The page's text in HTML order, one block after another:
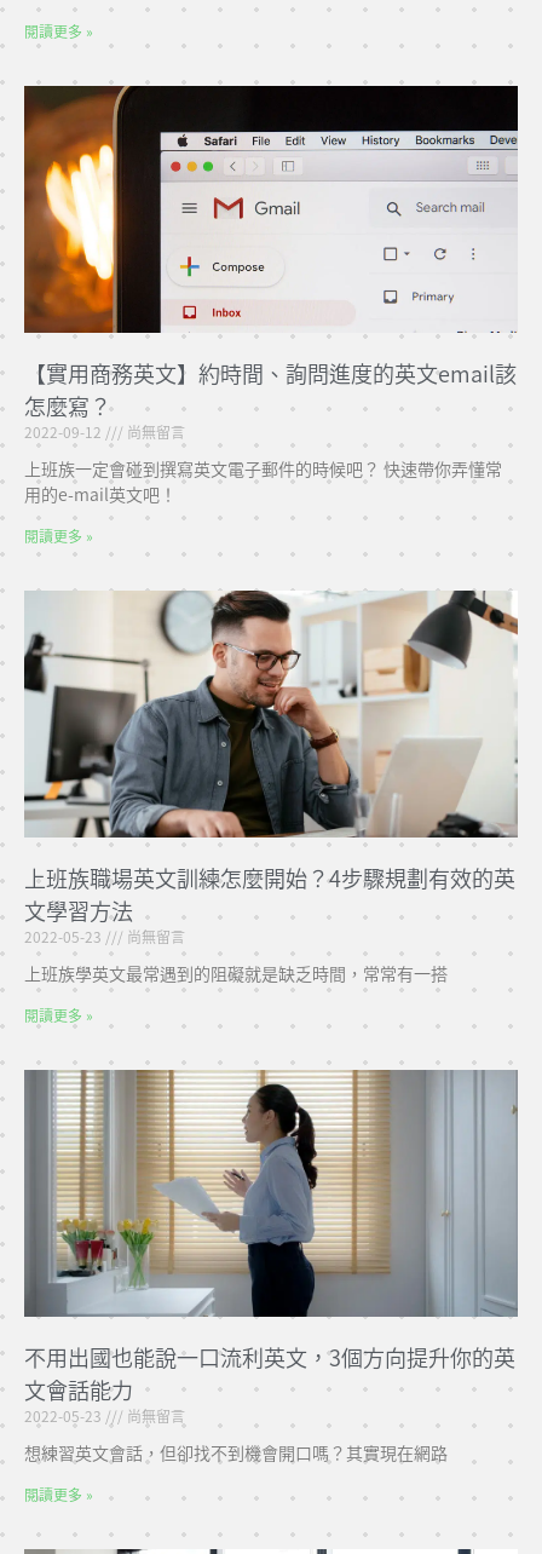
閱讀更多 »
【實用商務英文】約時間、詢問進度的英文email該
怎麼寫？
2022-09-12 尚無留言
上班族一定會碰到撰寫英文電子郵件的時候吧？ 快速帶你弄懂常
用的e-mail英文吧！
閱讀更多 »
上班族職場英文訓練怎麼開始？4步驟規劃有效的英
文學習方法
2022-05-23 尚無留言
上班族學英文最常遇到的阻礙就是缺乏時間，常常有一搭
閱讀更多 »
不用出國也能說一口流利英文，3個方向提升你的英
文會話能力
2022-05-23 尚無留言
想練習英文會話，但卻找不到機會開口嗎？其實現在網路
閱讀更多 »